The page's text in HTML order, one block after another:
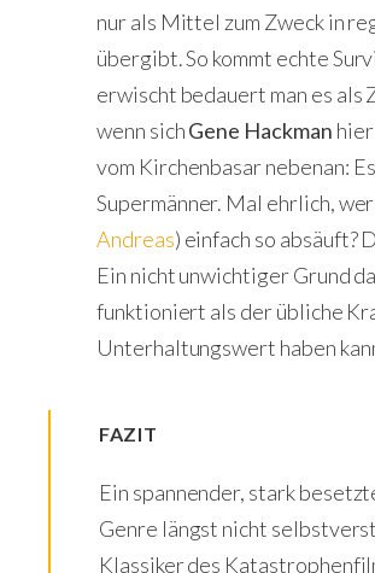
nur als Mittel zum Zweck in
übergibt. So kommt echte
erwischt bedauert man es
wenn sichGene Hackman
vom Kirchenbasar nebenan:
Supermänner. Mal ehrlich,
Andreas) einfach so absäuft?
Ein nicht unwichtiger Grund
funktioniert als der übliche
Unterhaltungswert haben
FAZIT
Ein spannender, stark
Genre längst nicht
Klassiker des